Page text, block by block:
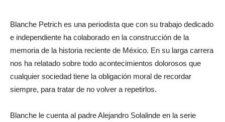
Blanche Petrich es una periodista que con su trabajo dedicado
e independiente ha colaborado en la construcción de la
memoria de la historia reciente de México. En su larga carrera
nos ha relatado sobre todo acontecimientos dolorosos que
cualquier sociedad tiene la obligación moral de recordar
siempre, para tratar de no volver a repetirlos.
Blanche le cuenta al padre Alejandro Solalinde en la serie